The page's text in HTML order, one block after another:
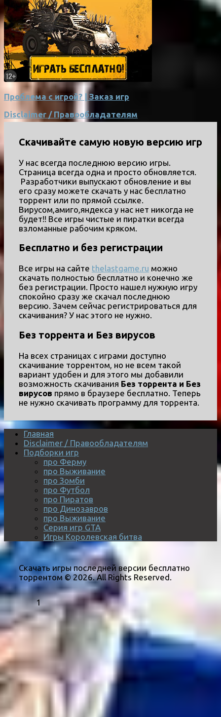
Проблема с игрой? | Заказ игр
Disclaimer / Правообладателям
Скачивайте самую новую версию игр
У нас всегда последнюю версию игры.
Страница всегда одна и просто обновляется.
Разработчики выпускают обновление и вы
его сразу можете скачать у нас бесплатно
торрент или по прямой ссылке.
Вирусом,амиго,яндекса у нас нет никогда не
будет!! Все игры чистые и пиратки всегда
взломанные рабочим кряком.
Бесплатно и без регистрации
Все игры на сайте thelastgame.ru можно
скачать полностью бесплатно и конечно же
без регистрации. Просто нашел нужную игру
спокойно сразу же скачал последнюю
версию. Зачем сейчас регистрироваться для
скачивания? У нас этого не нужно.
Без торрента и Без вирусов
На всех страницах с играми доступно
скачивание торрентом, но не всем такой
вариант удобен и для этого мы добавили
возможность скачивания Без торрента и Без
вирусов прямо в браузере бесплатно. Теперь
не нужно скачивать программу для торрента.
Главная
Disclaimer / Правообладателям
Подборки игр
про Ферму
про Выживание
про Зомби
про Футбол
про Пиратов
про Динозавров
про Выживание
Серия игр GTA
Игры Королевская битва
Скачать игры последней версии бесплатно
торрентом © 2026. All Rights Reserved.
1